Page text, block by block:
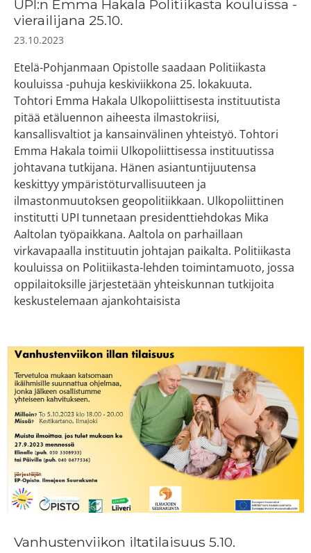
UPI:n Emma Hakala Politiikasta kouluissa -
vierailijana 25.10.
23.10.2023
Etelä-Pohjanmaan Opistolle saadaan Politiikasta
kouluissa -puhuja keskiviikkona 25. lokakuuta.
Tohtori Emma Hakala Ulkopoliittisesta instituutista
pitää etäluennon aiheesta ilmastokriisi,
kansallisvaltiot ja kansainvälinen yhteistyö. Tohtori
Emma Hakala toimii Ulkopoliittisessa instituutissa
johtavana tutkijana. Hänen asiantuntijuutensa
keskittyy ympäristöturvallisuuteen ja
ilmastonmuutoksen geopolitiikkaan. Ulkopoliittinen
institutti UPI tunnetaan presidenttiehdokas Mika
Aaltolan työpaikkana. Aaltola on parhaillaan
virkavapaalla instituutin johtajan paikalta. Politiikasta
kouluissa on Politiikasta-lehden toimintamuoto, jossa
oppilaitoksille järjestetään yhteiskunnan tutkijoita
keskustelemaan ajankohtaisista
Vanhustenviikon iltatilaisuus 5.10.